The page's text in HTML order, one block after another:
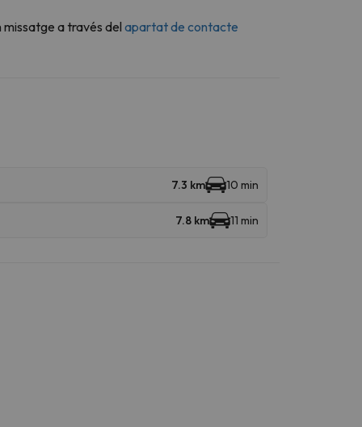
a través del apartat de contacte
7.3 km 10 min
7.8 km 11 min